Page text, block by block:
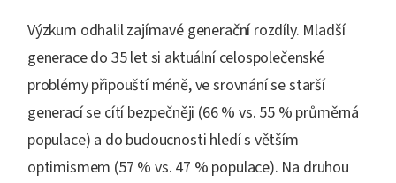
Výzkum odhalil zajímavé generační rozdíly. Mladší
generace do 35 let si aktuální celospolečenské
problémy připouští méně, ve srovnání se starší
generací se cítí bezpečněji (66 % vs. 55 % průměrná
populace) a do budoucnosti hledí s větším
optimismem (57 % vs. 47 % populace). Na druhou